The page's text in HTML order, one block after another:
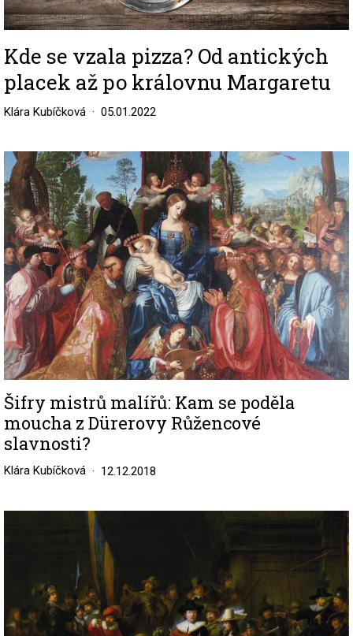
Kde se vzala pizza? Od antických
placek až po královnu Margaretu
Klára Kubíčková 05.01.2022
Image
Šifry mistrů malířů: Kam se poděla
moucha z Dürerovy Růžencové
slavnosti?
Klára Kubíčková 12.12.2018